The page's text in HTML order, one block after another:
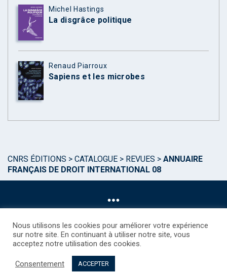
Michel Hastings
La disgrâce politique
Renaud Piarroux
Sapiens et les microbes
CNRS ÉDITIONS > CATALOGUE > REVUES > ANNUAIRE
FRANÇAIS DE DROIT INTERNATIONAL 08
©CNRS EDITIONS 2025
Droits étrangers / Foreign rights
Nous utilisons les cookies pour améliorer votre expérience
sur notre site. En continuant à utiliser notre site, vous
acceptez notre utilisation des cookies.
Consentement ACCEPTER